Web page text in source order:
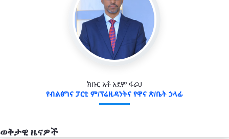
ክቡር አቶ አደም ፋራህ
የብልፅግና ፓርቲ ም/ፕሬዚዳንትና የዋና ጽ/ቤት ኃላፊ
ወቅታዊ ዜናዎች